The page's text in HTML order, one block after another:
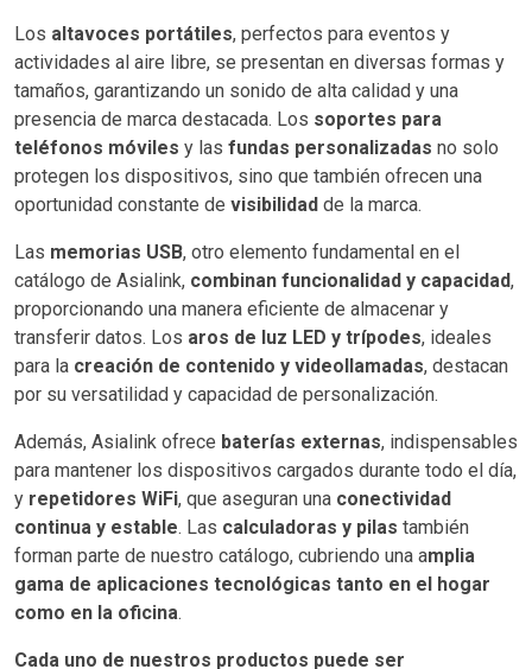
Los altavoces portátiles, perfectos para eventos y
actividades al aire libre, se presentan en diversas formas y
tamaños, garantizando un sonido de alta calidad y una
presencia de marca destacada. Los soportes para
teléfonos móviles y las fundas personalizadas no solo
protegen los dispositivos, sino que también ofrecen una
oportunidad constante de visibilidad de la marca.
Las memorias USB, otro elemento fundamental en el
catálogo de Asialink, combinan funcionalidad y capacidad,
proporcionando una manera eficiente de almacenar y
transferir datos. Los aros de luz LED y trípodes, ideales
para la creación de contenido y videollamadas, destacan
por su versatilidad y capacidad de personalización.
Además, Asialink ofrece baterías externas, indispensables
para mantener los dispositivos cargados durante todo el día,
y repetidores WiFi, que aseguran una conectividad
continua y estable. Las calculadoras y pilas también
forman parte de nuestro catálogo, cubriendo una amplia
gama de aplicaciones tecnológicas tanto en el hogar
como en la oficina.
Cada uno de nuestros productos puede ser